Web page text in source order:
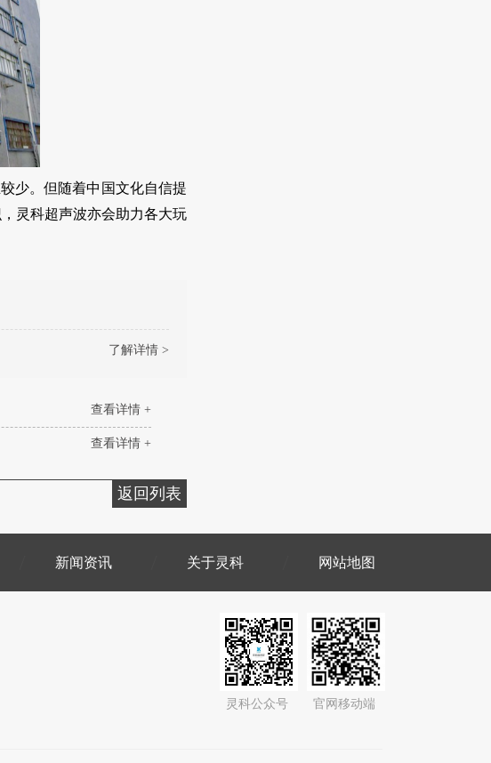
少。但随着中国文化自信提
灵科超声波亦会助力各大玩
了解详情 >
查看详情 +
查看详情 +
返回列表
新闻资讯 关于灵科 网站地图
灵科公众号 官网移动端